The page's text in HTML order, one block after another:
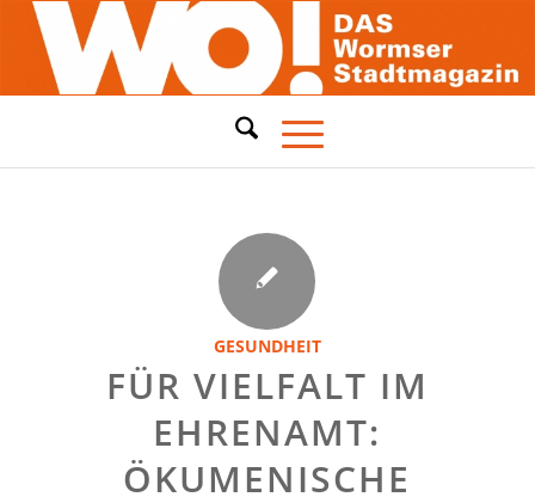
GESUNDHEIT
FÜR VIELFALT IM
EHRENAMT:
ÖKUMENISCHE